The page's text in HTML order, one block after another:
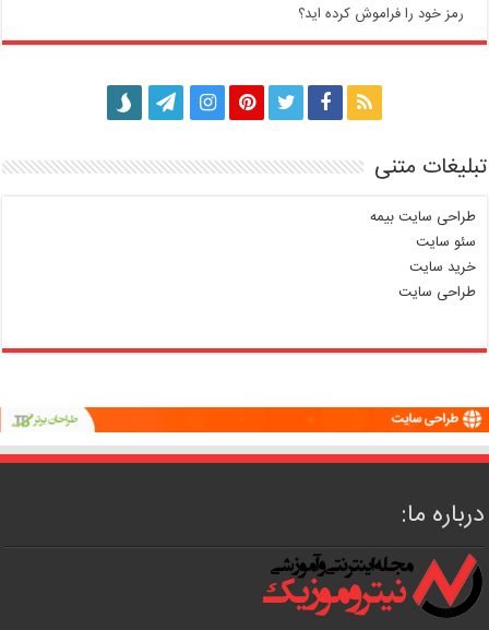
رمز خود را فراموش کرده اید؟
تبلیغات متنی
طراحی سایت بیمه
سئو سایت
خرید سایت
طراحی سایت
درباره ما: